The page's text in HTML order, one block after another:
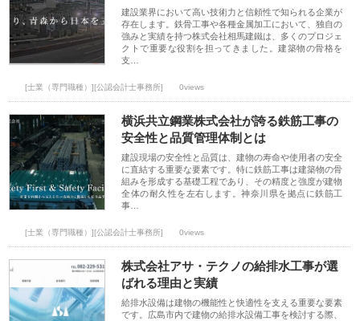
建設業界において高い技術力と信頼性で知られる企業が
存在します。鉄骨工事や各種金属加工において、独自の
強みと実績を持つ株式会社相馬建鐵は、多くのプロジェ
クトで重要な役割を担ってきました。建築物の骨格を
支…
[士業（専門職種）][公認会計士事務所] 0views
横浜共立鋼業株式会社が誇る鉄筋工事の
安全性と品質管理体制とは
建設現場の安全性と品質は、建物の寿命や使用者の安全
に直結する重要な要素です。特に鉄筋工事は建築物の骨
組みを形成する基礎工程であり、その精度と強度が建物
全体の耐久性を左右します。神奈川県を拠点に鉄筋工
事…
[士業（専門職種）][公認会計士事務所] 0views
株式会社アサ・テクノの給排水工事が選
ばれる理由と実績
給排水設備は建物の機能性と快適性を支える重要な要素
です。広島市内で建物の給排水設備工事を検討する際、